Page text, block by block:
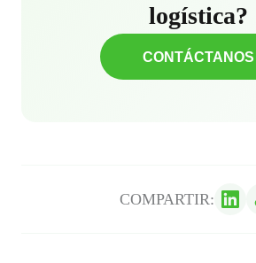
logística?
CONTÁCTANOS
COMPARTIR: